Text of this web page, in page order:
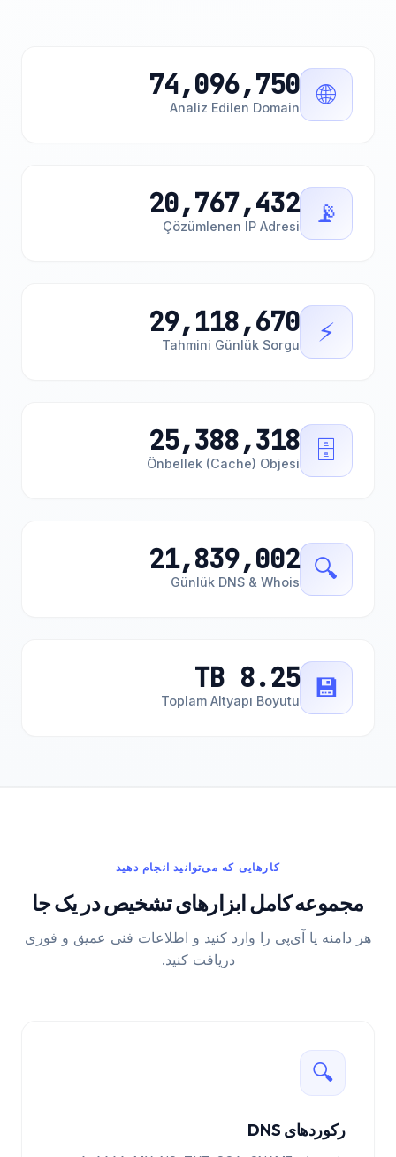
🌐
74,096,750
Analiz Edilen Domain
📡
20,767,432
Çözümlenen IP Adresi
⚡
29,118,670
Tahmini Günlük Sorgu
🗄️
25,388,318
Önbellek (Cache) Objesi
🔍
21,839,002
Günlük DNS & Whois
💾
8.25 TB
Toplam Altyapı Boyutu
کارهایی که می‌توانید انجام دهید
مجموعه کامل ابزارهای تشخیص در یک جا
هر دامنه یا آی‌پی را وارد کنید و اطلاعات فنی عمیق و فوری
دریافت کنید.
🔍
رکوردهای DNS